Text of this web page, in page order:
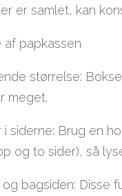
er samlet, kan
af papkassen
størrelse:
meget.
i siderne: Brug en
og to sider), så
bagsiden: Disse